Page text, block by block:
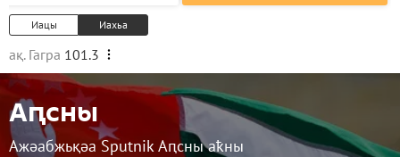
Иацы Иахьа
ақ. Гагра 101.3
Аԥсны
Ажәабжьқәа Sputnik Аԥсны аҟны